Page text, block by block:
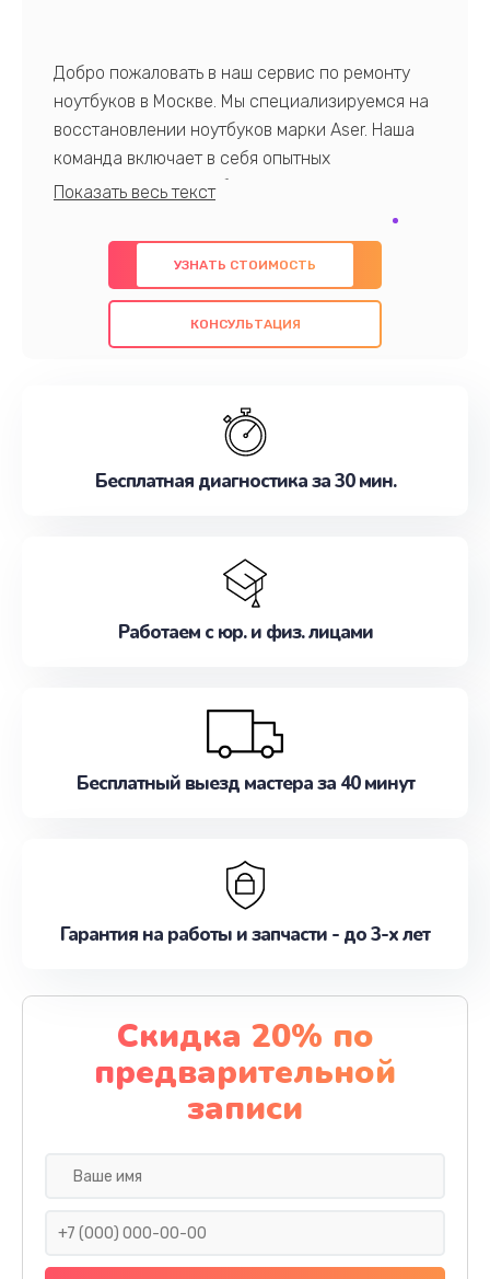
Добро пожаловать в наш сервис по ремонту
ноутбуков в Москве. Мы специализируемся на
восстановлении ноутбуков марки Aser. Наша
команда включает в себя опытных
профессионалов с обширными знаниями и
многолетним опытом в данной области. Мы
предлагаем быстрый и качественный ремонт с
использованием оригинальных компонентов, а
также гарантируем качество всех
проведенных работ. Наша цель - предоставить
наилучшим образом. Не медлите записаться на
УЗНАТЬ СТОИМОСТЬ
КОНСУЛЬТАЦИЯ
Бесплатная диагностика за 30 мин.
Работаем с юр. и физ. лицами
Бесплатный выезд мастера за 40 минут
Гарантия на работы и запчасти - до 3-х лет
Скидка 20% по
предварительной
записи